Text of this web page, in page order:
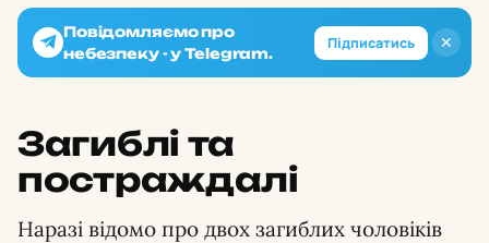
✕
Повідомляємо про
небезпеку - у Telegram.
Підписатись
Загиблі та
постраждалі
Наразі відомо про двох загиблих чоловіків